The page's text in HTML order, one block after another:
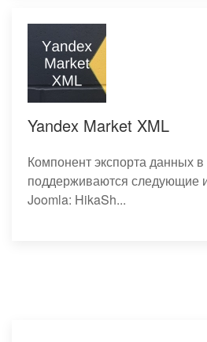
Yandex Market XML
Компонент экспорта данных
поддерживаются следующие
Joomla: HikaSh...